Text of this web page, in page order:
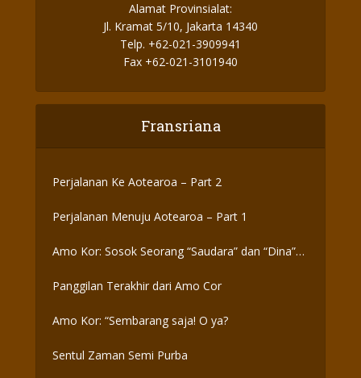
Alamat Provinsialat:
Jl. Kramat 5/10, Jakarta 14340
Telp. +62-021-3909941
Fax +62-021-3101940
Fransriana
Perjalanan Ke Aotearoa – Part 2
Perjalanan Menuju Aotearoa – Part 1
Amo Kor: Sosok Seorang “Saudara” dan “Dina”
Panggilan Terakhir dari Amo Cor
Amo Kor: “Sembarang saja! O ya?
Sentul Zaman Semi Purba